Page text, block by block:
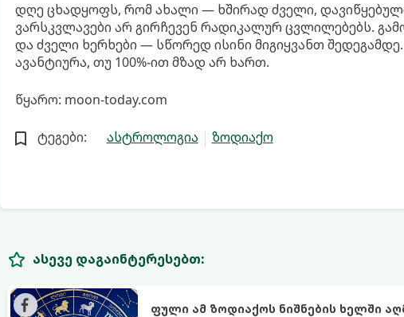
დღე ცხადყოფს, რომ ახალი — ხშირად ძველი,
ვარსკვლავები არ გირჩევენ რადიკალურ ცვლილებებს.
და ძველი ხერხები — სწორედ ისინი მიგიყვანთ
ავანტიურა, თუ 100%-ით მზად არ ხართ.
წყარო: moon-today.com
ტეგები: ასტროლოგია ზოდიაქო
ასევე დაგაინტერესებთ:
ფული ამ ზოდიაქოს ნიშნების ხელში